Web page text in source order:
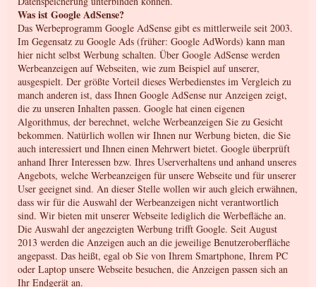
Was ist Google AdSense?
Das Werbeprogramm Google AdSense gibt es mittlerweile seit 2003.
Im Gegensatz zu Google Ads (früher: Google AdWords) kann man
hier nicht selbst Werbung schalten. Über Google AdSense werden
Werbeanzeigen auf Webseiten, wie zum Beispiel auf unserer,
ausgespielt. Der größte Vorteil dieses Werbedienstes im Vergleich zu
manch anderen ist, dass Ihnen Google AdSense nur Anzeigen zeigt,
die zu unseren Inhalten passen. Google hat einen eigenen
Algorithmus, der berechnet, welche Werbeanzeigen Sie zu Gesicht
bekommen. Natürlich wollen wir Ihnen nur Werbung bieten, die Sie
auch interessiert und Ihnen einen Mehrwert bietet. Google überprüft
anhand Ihrer Interessen bzw. Ihres Userverhaltens und anhand unseres
Angebots, welche Werbeanzeigen für unsere Webseite und für unserer
User geeignet sind. An dieser Stelle wollen wir auch gleich erwähnen,
dass wir für die Auswahl der Werbeanzeigen nicht verantwortlich
sind. Wir bieten mit unserer Webseite lediglich die Werbefläche an.
Die Auswahl der angezeigten Werbung trifft Google. Seit August
2013 werden die Anzeigen auch an die jeweilige Benutzeroberfläche
angepasst. Das heißt, egal ob Sie von Ihrem Smartphone, Ihrem PC
oder Laptop unsere Webseite besuchen, die Anzeigen passen sich an
Ihr Endgerät an.